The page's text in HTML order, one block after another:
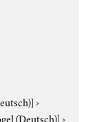
›
(Deutsch)]›